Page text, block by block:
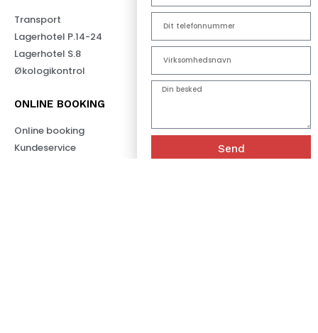
Transport
Lagerhotel P.14-24
Lagerhotel S.8
Økologikontrol
ONLINE BOOKING
Online booking
Kundeservice
Dansk
Send